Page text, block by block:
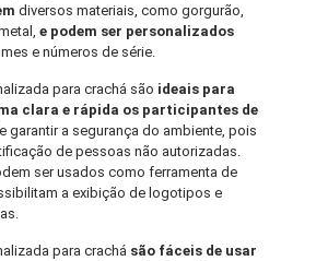
diversos materiais, como gorgurão,
e podem ser personalizados
e números de série.
para crachá são ideais para
clara e rápida os participantes de
garantir a segurança do ambiente, pois
de pessoas não autorizadas.
ser usados como ferramenta de
a exibição de logotipos e
para crachá são fáceis de usar